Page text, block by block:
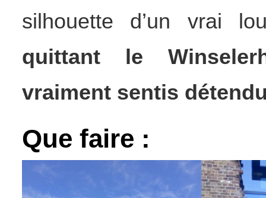
silhouette d’un vrai
quittant le
vraiment sentis
Que faire :